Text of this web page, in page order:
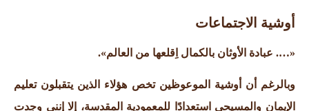
أوشية الاجتماعات
«…. عبادة الأوثان بالكمال اِقلعها من العالم».
وبالرغم أن أوشية الموعوظين تخص هؤلاء الذين يتقبلون تعليم
الإيمان والمسيحي استعدادًا للمعمودية المقدسة، إلا إنني وجدت